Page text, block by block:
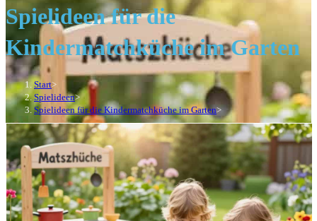
Spielideen für die
Kindermatchküche im Garten
Start>
Spielideen>
Spielideen für die Kindermatchküche im Garten>